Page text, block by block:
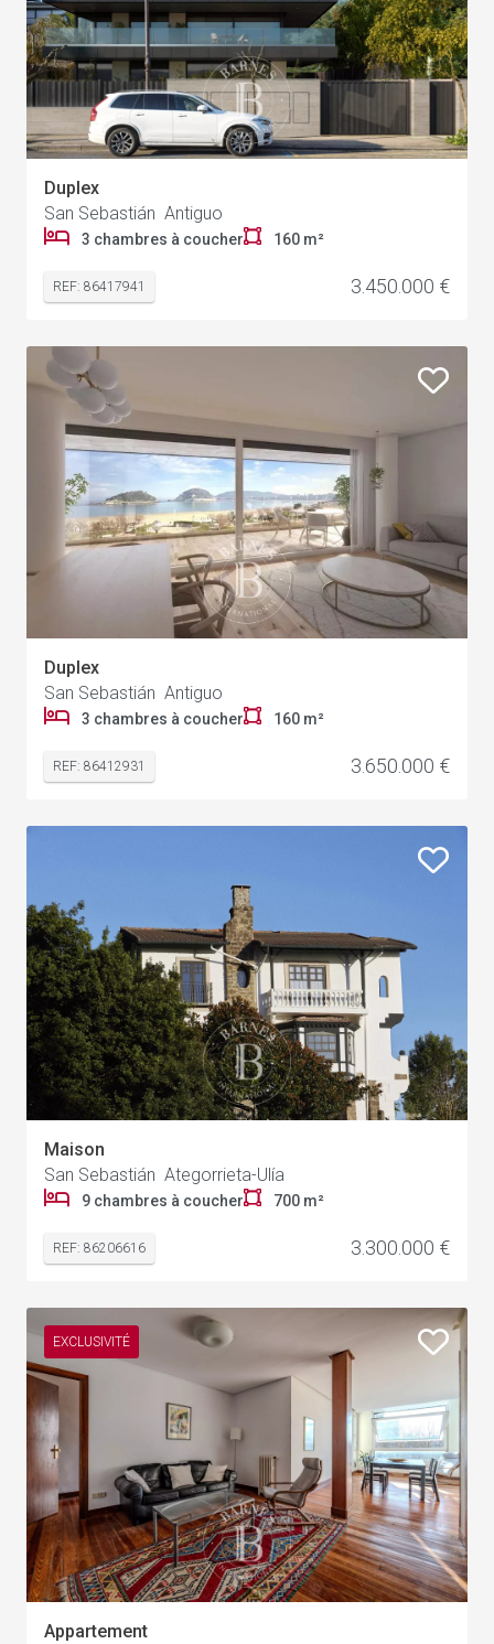
Duplex
San Sebastián Antiguo
3 chambres à coucher 160 m²
REF: 86417941 3.450.000 €
Duplex
San Sebastián Antiguo
3 chambres à coucher 160 m²
REF: 86412931 3.650.000 €
Maison
San Sebastián Ategorrieta-Ulía
9 chambres à coucher 700 m²
REF: 86206616 3.300.000 €
EXCLUSIVITÉ
Appartement